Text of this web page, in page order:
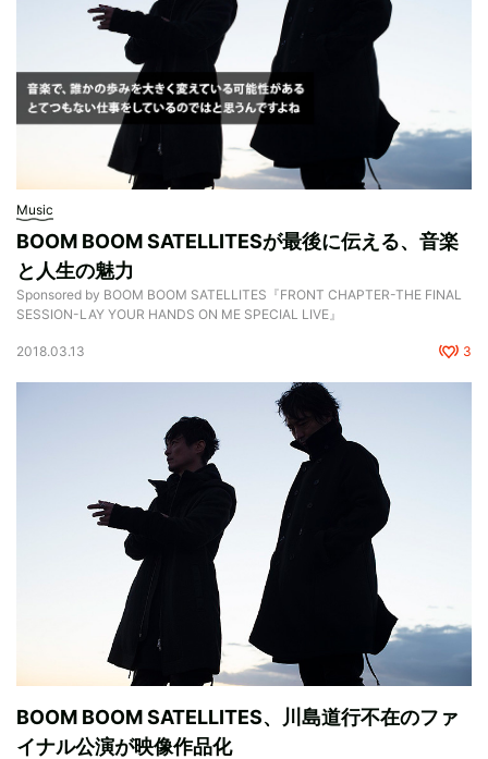
Music
BOOM BOOM SATELLITESが最後に伝える、音楽
と人生の魅力
Sponsored by BOOM BOOM SATELLITES『FRONT CHAPTER-THE FINAL
SESSION-LAY YOUR HANDS ON ME SPECIAL LIVE』
2018.03.13 3
BOOM BOOM SATELLITES、川島道行不在のファ
イナル公演が映像作品化